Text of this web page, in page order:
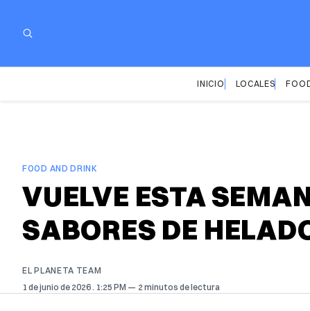
INICIO LOCALES
FOOD AND DRINK
VUELVE ESTA
SABORES DE
EL PLANETA TEAM
1 de junio de 2026 . 1:25 PM 2 minutos de lectura